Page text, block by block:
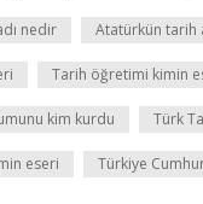
nedir Atatürkün tarih
Tarih öğretimi kimin
kim kurdu Türk
eseri Türkiye